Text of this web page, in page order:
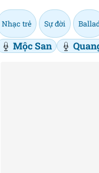
Nhạc trẻ Sự đời Ballad
Mộc San